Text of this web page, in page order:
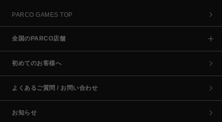
PARCO GAMES TOP
全国のPARCO店舗
初めてのお客様へ
よくあるご質問 / お問い合わせ
お知らせ